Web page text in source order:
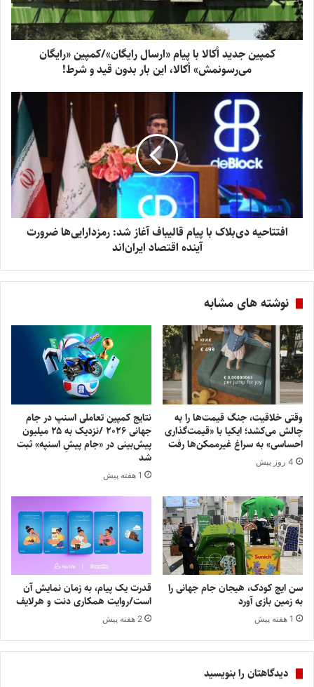
کمپین جدید اُکالا با پیام «ارسال رایگان»/کمپین «رایگان
می‌رسونمش» اُکالا، این بار بدون قید و شرط!
افتتاحیه دی‌بلاک با پیام قالیباف آغاز شد: رمزدارایی‌ها ضرورت
آینده اقتصاد ایران‌اند
نوشته های مشابه
وقتی خلاقیت، جنگ قیمت‌ها را به
چالش می‌کشد؛ ایکیا با «قیمت‌گذاری
احساسی» به سراغ غیرممکن‌ها رفت
4 روز پیش
نتایج کمپین تعاملی اسنپ در جام
جهانی ۲۰۲۶ /نزدیک به ۲۵ میلیون
پیش‌بینی در «جام پیشِ اسنپه» ثبت
شد
1 هفته پیش
سن ایچ کودک، هیجان جام جهانی را
به زمین بازی آورد
1 هفته پیش
قدرت یک پیام، به زمان نمایش آن
است/روایت همکاری دنت و هرلایف
2 هفته پیش
دیدگاهتان را بنویسید